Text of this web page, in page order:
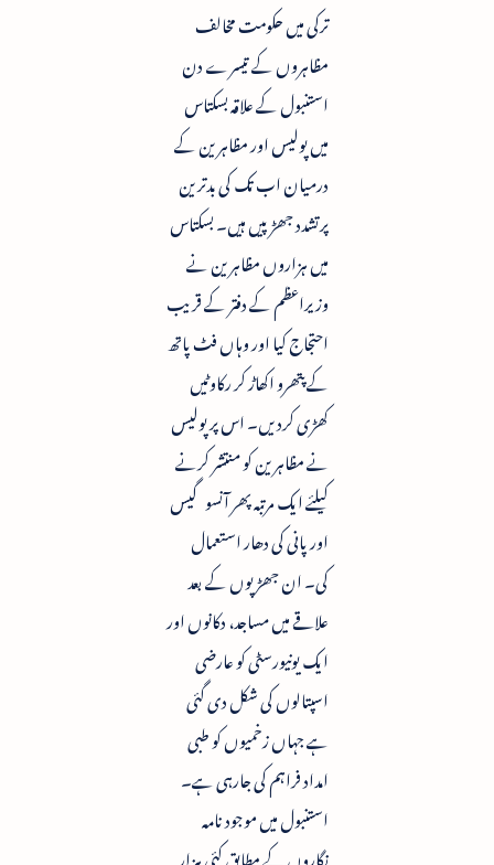
ترکی میں حکومت مخالف
مظاہروں کے تیسرے دن
استنبول کے علاقہ بسکتاس
میں پولیس اور مظاہرین کے
درمیان اب تک کی بدترین
پرتشدد جھڑپیں ہیں۔ بسکتاس
میں ہزاروں مظاہرین نے
وزیراعظم کے دفتر کے قریب
احتجاج کیا اور وہاں فٹ پاتھ
کے پتھرو اکھاڑ کر رکاوٹیں
کھڑی کردیں۔ اس پر پولیس
نے مظاہرین کو منتشر کرنے
کیلئے ایک مرتبہ پھر آنسو گیس
اور پانی کی دھار استعمال
کی۔ ان جھڑپوں کے بعد
علاقے میں مساجد، دکانوں اور
ایک یونیورسٹی کو عارضی
اسپتالوں کی شکل دی گئی
ہے جہاں زخمیوں کو طبی
امداد فراہم کی جارہی ہے۔
استنبول میں موجود نامہ
نگاروں کے مطابق کئی ہزار